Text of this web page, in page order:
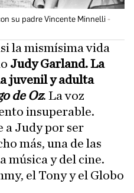
su padre Vincente Minnelli
la mismísima vida
Judy Garland. La
juvenil y adulta
de Oz. La voz
insuperable.
a Judy por ser
más, una de las
música y del cine.
el Tony y el Globo